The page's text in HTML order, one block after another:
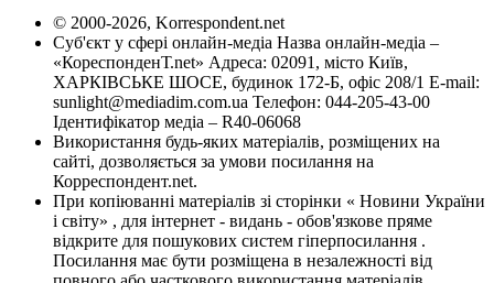
© 2000-2026, Korrespondent.net
Суб'єкт у сфері онлайн-медіа Назва онлайн-медіа –
«КореспонденТ.net» Адреса: 02091, місто Київ,
ХАРКІВСЬКЕ ШОСЕ, будинок 172-Б, офіс 208/1 E-mail:
sunlight@mediadim.com.ua Телефон: 044-205-43-00
Ідентифікатор медіа – R40-06068
Використання будь-яких матеріалів, розміщених на
сайті, дозволяється за умови посилання на
Корреспондент.net.
При копіюванні матеріалів зі сторінки « Новини України
і світу» , для інтернет - видань - обов'язкове пряме
відкрите для пошукових систем гіперпосилання .
Посилання має бути розміщена в незалежності від